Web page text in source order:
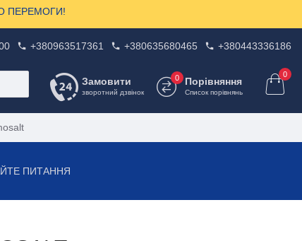
ПЕРЕМОГИ!
+380963517361 +380635680465 +380443336186
Замовити
зворотний дзвінок
Порівняння
Список порівнянь
0 0
ПИТАННЯ